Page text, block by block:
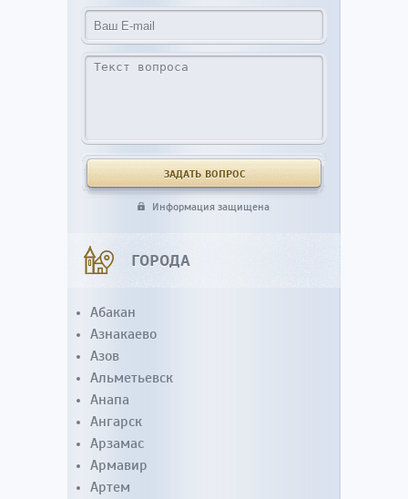
Информация защищена
ГОРОДА
Абакан
Азнакаево
Азов
Альметьевск
Анапа
Ангарск
Арзамас
Армавир
Артем